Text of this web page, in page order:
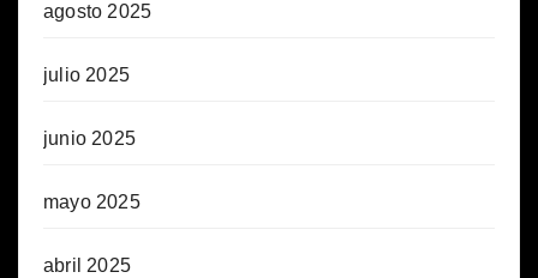
agosto 2025
julio 2025
junio 2025
mayo 2025
abril 2025